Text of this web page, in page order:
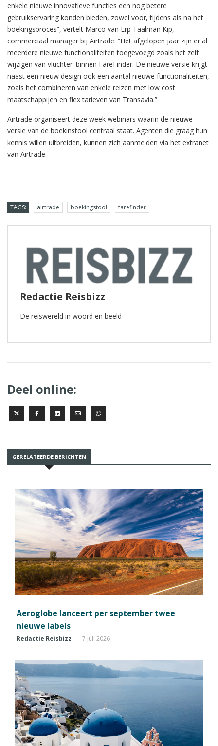
enkele nieuwe innovatieve functies een nog betere
gebruikservaring konden bieden, zowel voor, tijdens als na het
boekingsproces”, vertelt Marco van Erp Taalman Kip,
commerciaal manager bij Airtrade. “Het afgelopen jaar zijn er al
meerdere nieuwe functionaliteiten toegevoegd zoals het zelf
wijzigen van vluchten binnen FareFinder. De nieuwe versie krijgt
naast een nieuw design ook een aantal nieuwe functionaliteiten,
zoals het combineren van enkele reizen met low cost
maatschappijen en flex tarieven van Transavia.”
Airtrade organiseert deze week webinars waarin de nieuwe
versie van de boekinstool centraal staat. Agenten die graag hun
kennis willen uitbreiden, kunnen zich aanmelden via het extranet
van Airtrade.
TAGS: airtrade boekingstool farefinder
Redactie Reisbizz
De reiswereld in woord en beeld
Deel online:
GERELATEERDE BERICHTEN
Aeroglobe lanceert per september twee
nieuwe labels
Redactie Reisbizz 7 juli 2026